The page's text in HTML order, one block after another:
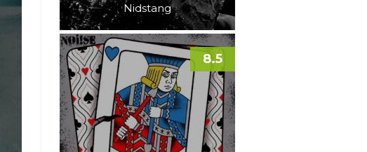
Nidstang
8.5